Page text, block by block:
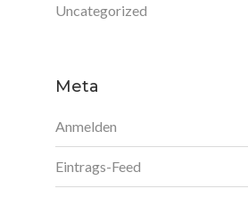
Uncategorized
Meta
Anmelden
Eintrags-Feed
Kontakt
Fax 07252 87477